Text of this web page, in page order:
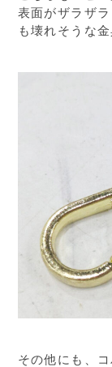
表面がザラザ
も壊れそうな
その他にも、